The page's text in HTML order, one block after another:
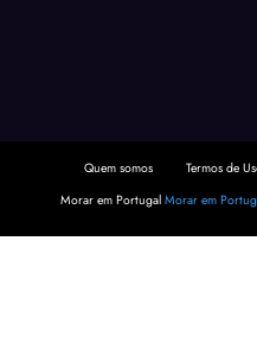
Quem somos Termos de
Morar em Portugal Morar em